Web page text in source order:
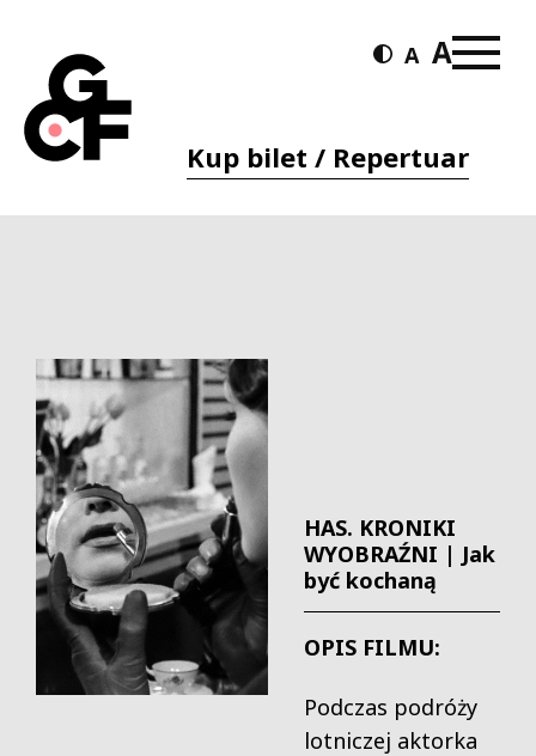
Kup bilet / Repertuar
HAS. KRONIKI
WYOBRAŹNI | Jak
być kochaną
OPIS FILMU:
Podczas podróży
lotniczej aktorka